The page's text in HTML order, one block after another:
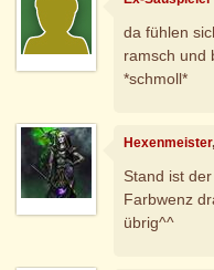
da fühlen
ramsch und
*schmoll*
Hexenmeister
Stand ist
Farbwenz
übrig^^